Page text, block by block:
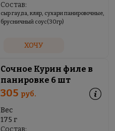
Состав:
сыр гауда, кляр, сухари панировочные,
брусничный соус(30гр)
ХОЧУ
Сочное Курин филе в
панировке 6 шт
305 руб.
Вес
175 г
Состав: